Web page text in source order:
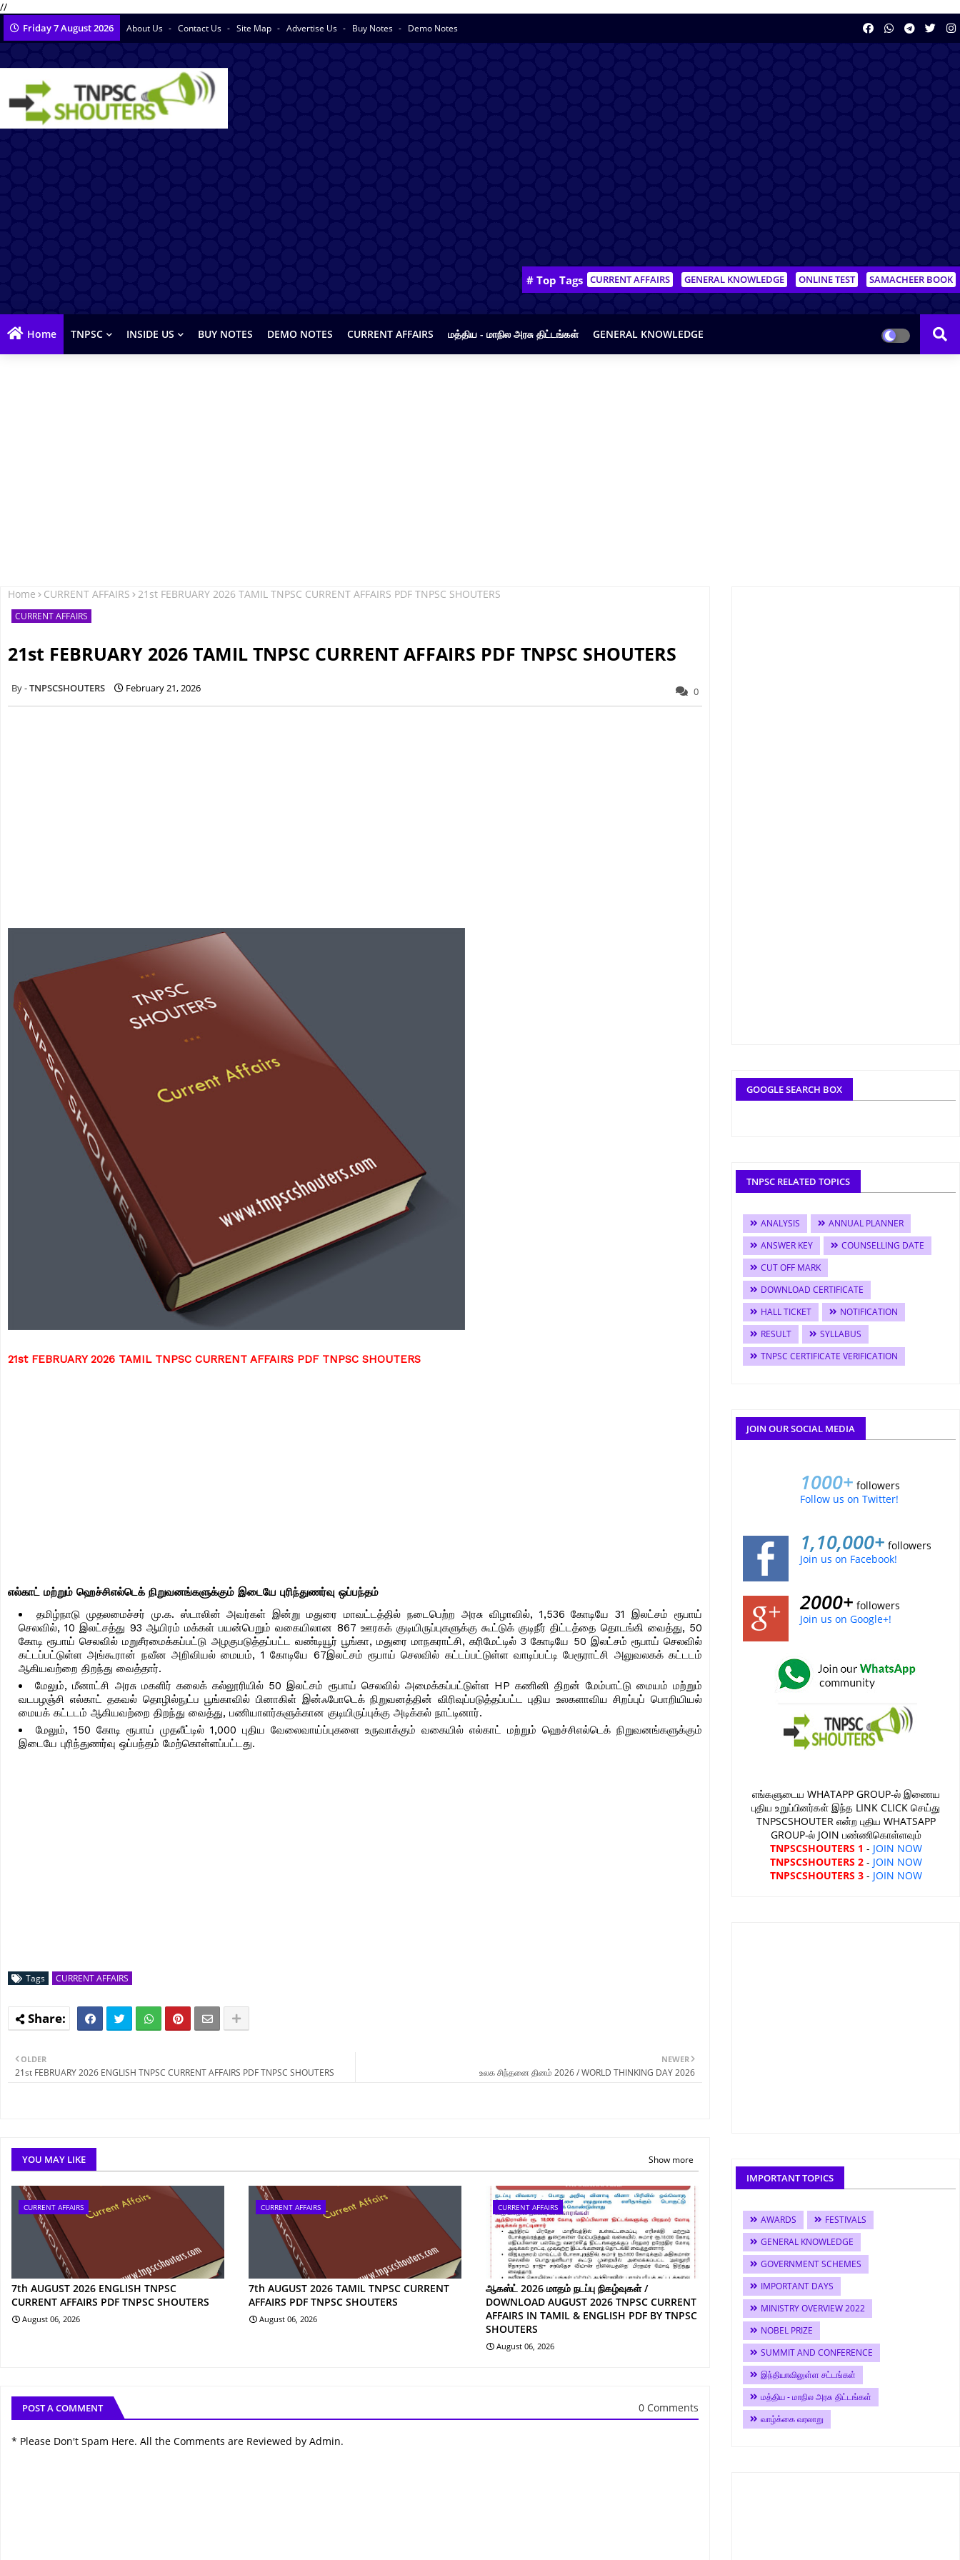
//
Friday 7 August 2026 About Us Contact Us Site Map Advertise Us Buy Notes Demo Notes
# Top Tags CURRENT AFFAIRS GENERAL KNOWLEDGE ONLINE TEST SAMACHEER BOOK
Home TNPSC INSIDE US BUY NOTES DEMO NOTES CURRENT AFFAIRS மத்திய - மாநில அரசு திட்டங்கள் GENERAL KNOWLEDGE
Home CURRENT AFFAIRS 21st FEBRUARY 2026 TAMIL TNPSC CURRENT AFFAIRS PDF TNPSC SHOUTERS
CURRENT AFFAIRS
21st FEBRUARY 2026 TAMIL TNPSC CURRENT AFFAIRS PDF TNPSC SHOUTERS
TNPSCSHOUTERS February 21, 2026 0
21st FEBRUARY 2026 TAMIL TNPSC CURRENT AFFAIRS PDF TNPSC SHOUTERS
எல்காட் மற்றும் ஹெச்சிஎல்டெக் நிறுவனங்களுக்கும் இடையே புரிந்துணர்வு ஒப்பந்தம்
தமிழ்நாடு முதலமைச்சர் மு.க. ஸ்டாலின் அவர்கள் இன்று மதுரை மாவட்டத்தில் நடைபெற்ற அரசு விழாவில், 1,536 கோடியே 31 இலட்சம் ரூபாய்
செலவில், 10 இலட்சத்து 93 ஆயிரம் மக்கள் பயன்பெறும் வகையிலான 867 ஊரகக் குடியிருப்புகளுக்கு கூட்டுக் குடிநீர் திட்டத்தை தொடங்கி வைத்து, 50
கோடி ரூபாய் செலவில் மறுசீரமைக்கப்பட்டு அழகுபடுத்தப்பட்ட வண்டியூர் பூங்கா, மதுரை மாநகராட்சி, கரிமேட்டில் 3 கோடியே 50 இலட்சம் ரூபாய் செலவில்
கட்டப்பட்டுள்ள அங்கூரான் நவீன அறிவியல் மையம், 1 கோடியே 67இலட்சம் ரூபாய் செலவில் கட்டப்பட்டுள்ள வாடிப்பட்டி பேரூராட்சி அலுவலகக் கட்டடம்
ஆகியவற்றை திறந்து வைத்தார்.
மேலும், மீனாட்சி அரசு மகளிர் கலைக் கல்லூரியில் 50 இலட்சம் ரூபாய் செலவில் அமைக்கப்பட்டுள்ள HP கணினி திறன் மேம்பாட்டு மையம் மற்றும்
வடபழஞ்சி எல்காட் தகவல் தொழில்நுட்ப பூங்காவில் பினாகிள் இன்ஃபோடெக் நிறுவனத்தின் விரிவுப்படுத்தப்பட்ட புதிய உலகளாவிய சிறப்புப் பொறியியல்
மையக் கட்டடம் ஆகியவற்றை திறந்து வைத்து, பணியாளர்களுக்கான குடியிருப்புக்கு அடிக்கல் நாட்டினார்.
மேலும், 150 கோடி ரூபாய் முதலீட்டில் 1,000 புதிய வேலைவாய்ப்புகளை உருவாக்கும் வகையில் எல்காட் மற்றும் ஹெச்சிஎல்டெக் நிறுவனங்களுக்கும்
இடையே புரிந்துணர்வு ஒப்பந்தம் மேற்கொள்ளப்பட்டது.
Tags CURRENT AFFAIRS
NEWER
உலக சிந்தனை தினம் 2026 / WORLD THINKING DAY 2026
OLDER
21st FEBRUARY 2026 ENGLISH TNPSC CURRENT AFFAIRS PDF TNPSC SHOUTERS
YOU MAY LIKE Show more
CURRENT AFFAIRS
7th AUGUST 2026 ENGLISH TNPSC
CURRENT AFFAIRS PDF TNPSC SHOUTERS
August 06, 2026
CURRENT AFFAIRS
7th AUGUST 2026 TAMIL TNPSC CURRENT
AFFAIRS PDF TNPSC SHOUTERS
August 06, 2026
CURRENT AFFAIRS
ஆகஸ்ட் 2026 மாதம் நடப்பு நிகழ்வுகள் /
DOWNLOAD AUGUST 2026 TNPSC CURRENT
AFFAIRS IN TAMIL & ENGLISH PDF BY TNPSC
SHOUTERS
August 06, 2026
POST A COMMENT 0 Comments
* Please Don't Spam Here. All the Comments are Reviewed by Admin.
GOOGLE SEARCH BOX
TNPSC RELATED TOPICS
ANALYSIS
ANNUAL PLANNER
ANSWER KEY
COUNSELLING DATE
CUT OFF MARK
DOWNLOAD CERTIFICATE
HALL TICKET
NOTIFICATION
RESULT
SYLLABUS
TNPSC CERTIFICATE VERIFICATION
JOIN OUR SOCIAL MEDIA
1000+ followers
Follow us on Twitter!
1,10,000+ followers
Join us on Facebook!
2000+ followers
Join us on Google+!
எங்களுடைய WHATAPP GROUP-ல் இணைய
புதிய உறுப்பினர்கள் இந்த LINK CLICK செய்து
TNPSCSHOUTER என்ற புதிய WHATSAPP
GROUP-ல் JOIN பண்ணிகொள்ளவும்
TNPSCSHOUTERS 1 - JOIN NOW
TNPSCSHOUTERS 2- JOIN NOW
TNPSCSHOUTERS 3- JOIN NOW
IMPORTANT TOPICS
AWARDS
FESTIVALS
GENERAL KNOWLEDGE
GOVERNMENT SCHEMES
IMPORTANT DAYS
MINISTRY OVERVIEW 2022
NOBEL PRIZE
SUMMIT AND CONFERENCE
இந்தியாவிலுள்ள சட்டங்கள்
மத்திய - மாநில அரசு திட்டங்கள்
வாழ்க்கை வரலாறு